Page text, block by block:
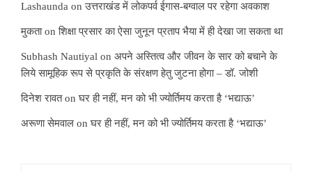
Lashaunda onउत्तराखंड में लोकपर्व ईगास-बग्वाल पर रहेगा अवकाश
मुकताonशिक्षा प्रसार का ऐसा जुनून प्रताप भैया में ही देखा जा सकता था
Subhash Nautiyal on अपने अस्तित्व और जीवन के सार को बचाने के
लिये सामूहिक रूप से प्रकृति के संरक्षण हेतु जुटना होगा – डॉ. जोशी
दिनेश रावतonघर ही नहीं, मन को भी ज्योर्तिमय करता है ‘भद्याऊ’
अरूणा सेमवाल onघर ही नहीं, मन को भी ज्योर्तिमय करता है ‘भद्याऊ’